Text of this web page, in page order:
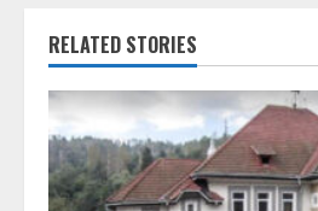
RELATED STORIES